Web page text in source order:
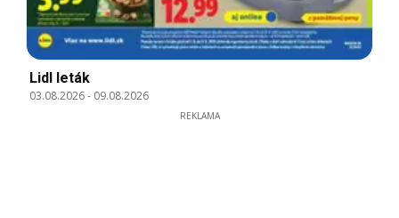
Lidl leták
03.08.2026- 09.08.2026
REKLAMA